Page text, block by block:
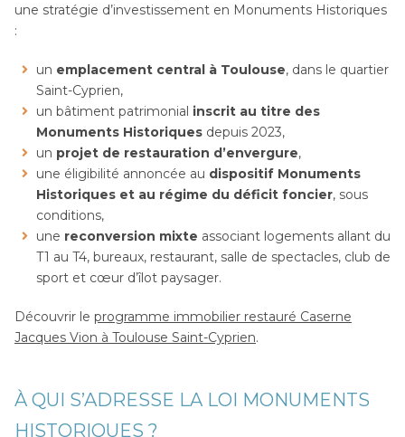
une stratégie d’investissement en Monuments Historiques
:
un emplacement central à Toulouse, dans le quartier
Saint-Cyprien,
un bâtiment patrimonial inscrit au titre des
Monuments Historiques depuis 2023,
un projet de restauration d’envergure,
une éligibilité annoncée au dispositif Monuments
Historiques et au régime du déficit foncier, sous
conditions,
une reconversion mixte associant logements allant du
T1 au T4, bureaux, restaurant, salle de spectacles, club de
sport et cœur d’îlot paysager.
Découvrir le programme immobilier restauré Caserne
Jacques Vion à Toulouse Saint-Cyprien.
À QUI S’ADRESSE LA LOI MONUMENTS
HISTORIQUES ?